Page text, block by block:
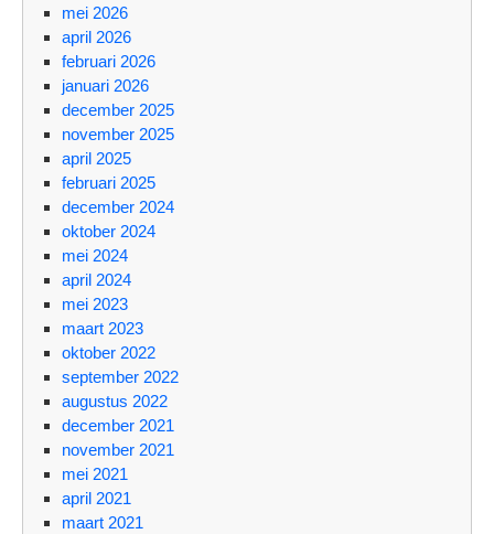
mei 2026
april 2026
februari 2026
januari 2026
december 2025
november 2025
april 2025
februari 2025
december 2024
oktober 2024
mei 2024
april 2024
mei 2023
maart 2023
oktober 2022
september 2022
augustus 2022
december 2021
november 2021
mei 2021
april 2021
maart 2021